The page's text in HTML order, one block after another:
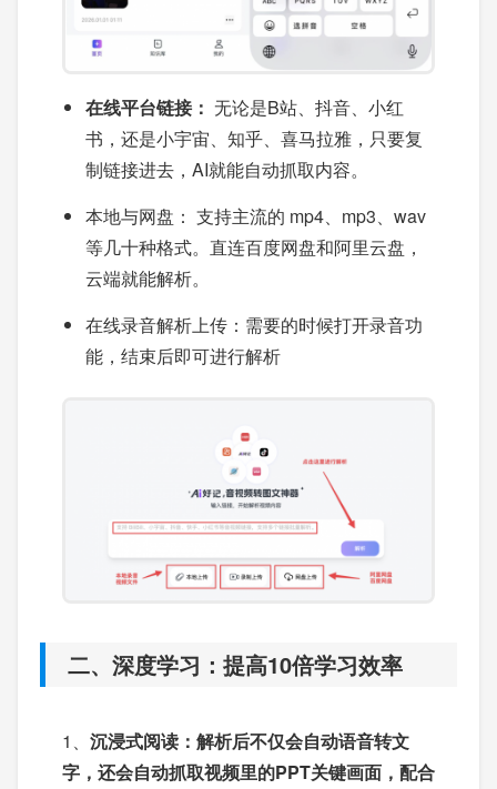
在线平台链接： 无论是B站、抖音、小红
书，还是小宇宙、知乎、喜马拉雅，只要复
制链接进去，AI就能自动抓取内容。
本地与网盘： 支持主流的 mp4、mp3、wav
等几十种格式。直连百度网盘和阿里云盘，
云端就能解析。
在线录音解析上传：需要的时候打开录音功
能，结束后即可进行解析
二、深度学习：提高10倍学习效率
1、 沉浸式阅读：解析后不仅会自动语音转文
字，还会自动抓取视频里的PPT关键画面，配合